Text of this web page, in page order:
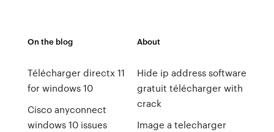
On the blog
Télécharger directx 11
for windows 10
Cisco anyconnect
windows 10 issues
About
Hide ip address software
gratuit télécharger with
crack
Image a telecharger